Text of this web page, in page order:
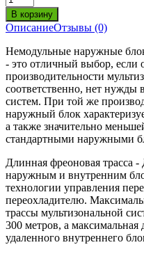
ОписаниеОтзывы (0)
Немодульные наружные
- это отличный выбор, если
производительности
соответственно, нет нужды
систем. При той же
наружный блок
а также значительно
стандартными наружными
Длинная фреоновая трасса
наружным и внутренним
технологии управления
переохладителю.
трассы мультизональной
300 метров, а максимальная
удаленного внутреннего